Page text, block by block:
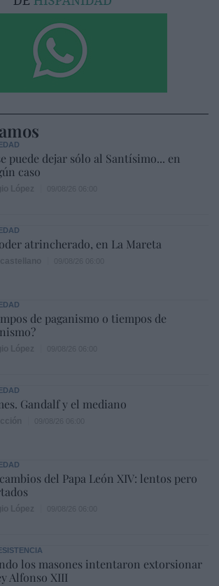
puede dejar sólo al Santísimo... en
caso
atrincherado, en La Mareta
de paganismo o tiempos de
Gandalf y el mediano
del Papa León XIV: lentos pero
los masones intentaron extorsionar
Alfonso XIII